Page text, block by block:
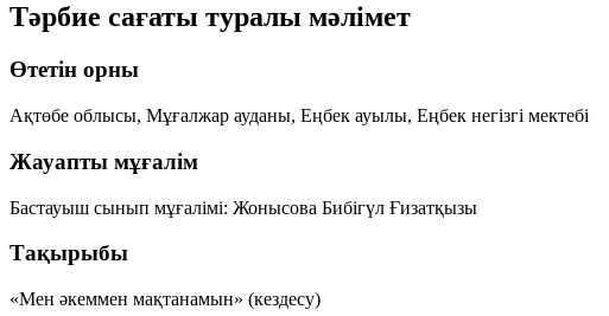
Тәрбие сағаты туралы мәлімет
Өтетін орны
Ақтөбе облысы, Мұғалжар ауданы, Еңбек ауылы, Еңбек негізгі мектебі
Жауапты мұғалім
Бастауыш сынып мұғалімі: Жонысова Бибігүл Ғизатқызы
Тақырыбы
«Мен әкеммен мақтанамын» (кездесу)